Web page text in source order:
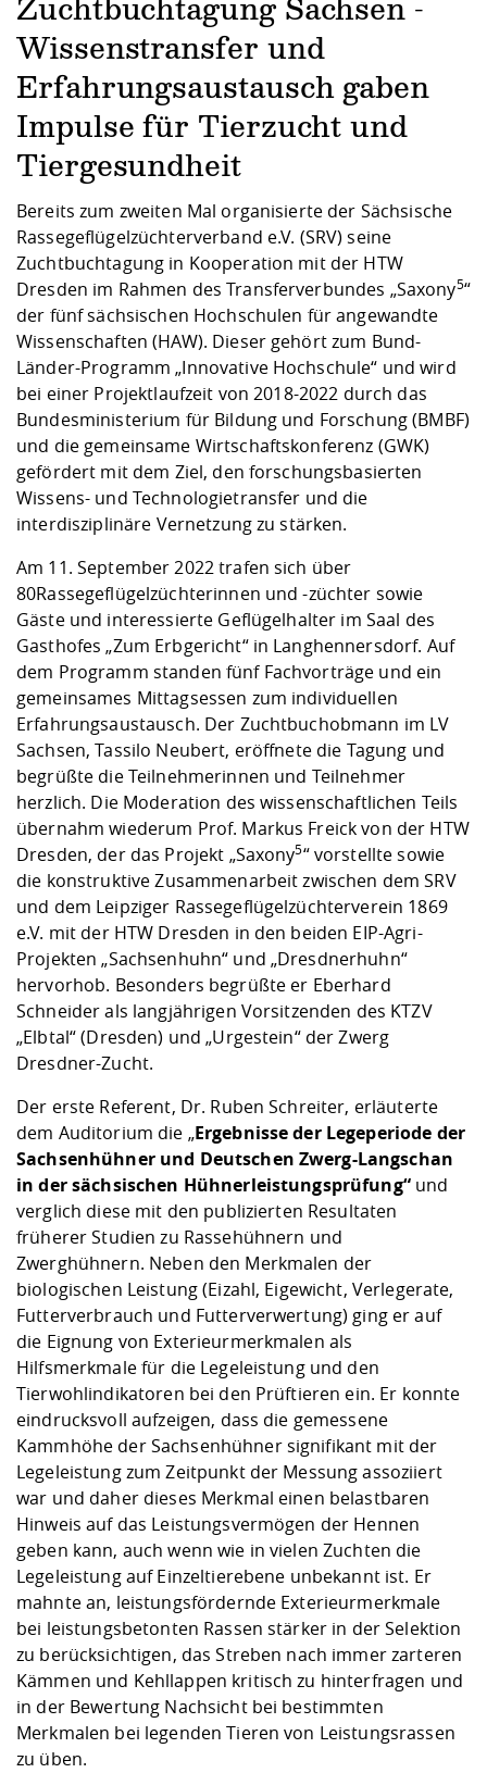
Checkliste zum
Digitales Lernen
Fremdsprachen
Jobs, Praktika,
Lebenslagen
Angebote der
Arbeit
Career Service
Lehren,
Weiterbilden im
Internationale
Gründung und
Förderverein
Informatik/
Landbau/
Angebote für Unternehmen
Kontakt und Anfahrt
Qualitätssicherung
Zuchtbuchtagung Sachsen -
Wissenstransfer und
Erfahrungsaustausch gaben
Impulse für Tierzucht und
Tiergesundheit
Bereits zum zweiten Mal organisierte der Sächsische
Rassegeflügelzüchterverband e.V. (SRV) seine
Zuchtbuchtagung in Kooperation mit der HTW
Dresden im Rahmen des Transferverbundes „Saxony5“
der fünf sächsischen Hochschulen für angewandte
Wissenschaften (HAW). Dieser gehört zum Bund-
Länder-Programm „Innovative Hochschule“ und wird
bei einer Projektlaufzeit von 2018-2022 durch das
Bundesministerium für Bildung und Forschung (BMBF)
und die gemeinsame Wirtschaftskonferenz (GWK)
gefördert mit dem Ziel, den forschungsbasierten
Wissens- und Technologietransfer und die
interdisziplinäre Vernetzung zu stärken.
Am 11. September 2022 trafen sich über
80Rassegeflügelzüchterinnen und -züchter sowie
Gäste und interessierte Geflügelhalter im Saal des
Gasthofes „Zum Erbgericht“ in Langhennersdorf. Auf
dem Programm standen fünf Fachvorträge und ein
gemeinsames Mittagsessen zum individuellen
Erfahrungsaustausch. Der Zuchtbuchobmann im LV
Sachsen, Tassilo Neubert, eröffnete die Tagung und
begrüßte die Teilnehmerinnen und Teilnehmer
herzlich. Die Moderation des wissenschaftlichen Teils
übernahm wiederum Prof. Markus Freick von der HTW
Dresden, der das Projekt „Saxony5“ vorstellte sowie
die konstruktive Zusammenarbeit zwischen dem SRV
und dem Leipziger Rassegeflügelzüchterverein 1869
e.V. mit der HTW Dresden in den beiden EIP-Agri-
Projekten „Sachsenhuhn“ und „Dresdnerhuhn“
hervorhob. Besonders begrüßte er Eberhard
Schneider als langjährigen Vorsitzenden des KTZV
„Elbtal“ (Dresden) und „Urgestein“ der Zwerg
Dresdner-Zucht.
Der erste Referent, Dr. Ruben Schreiter, erläuterte
dem Auditorium die „Ergebnisse der Legeperiode der
Sachsenhühner und Deutschen Zwerg-Langschan
in der sächsischen Hühnerleistungsprüfung“und
verglich diese mit den publizierten Resultaten
früherer Studien zu Rassehühnern und
Zwerghühnern. Neben den Merkmalen der
biologischen Leistung (Eizahl, Eigewicht, Verlegerate,
Futterverbrauch und Futterverwertung) ging er auf
die Eignung von Exterieurmerkmalen als
Hilfsmerkmale für die Legeleistung und den
Tierwohlindikatoren bei den Prüftieren ein. Er konnte
eindrucksvoll aufzeigen, dass die gemessene
Kammhöhe der Sachsenhühner signifikant mit der
Legeleistung zum Zeitpunkt der Messung assoziiert
war und daher dieses Merkmal einen belastbaren
Hinweis auf das Leistungsvermögen der Hennen
geben kann, auch wenn wie in vielen Zuchten die
Legeleistung auf Einzeltierebene unbekannt ist. Er
mahnte an, leistungsfördernde Exterieurmerkmale
bei leistungsbetonten Rassen stärker in der Selektion
zu berücksichtigen, das Streben nach immer zarteren
Kämmen und Kehllappen kritisch zu hinterfragen und
in der Bewertung Nachsicht bei bestimmten
Merkmalen bei legenden Tieren von Leistungsrassen
zu üben.